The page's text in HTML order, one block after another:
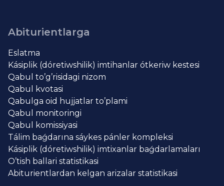
Abiturientlarga
Eslatma
Kásiplik (dóretiwshilik) imtihanlar ótkeriw kestesi
Qabul to’g’risidagi nizom
Qabul kvotasi
Qabulga oid hujjatlar to’plami
Qabul monitoringi
Qabul komissiyasi
Tálim baǵdarına sáykes pánler kompleksi
Kásiplik (dóretiwshilik) imtixanlar baǵdarlamaları
O’tish ballari statistikasi
Abiturientlardan kelgan arizalar statistikasi